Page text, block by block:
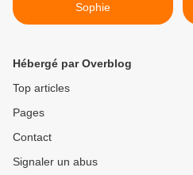
Sophie
Hébergé par Overblog
Top articles
Pages
Contact
Signaler un abus